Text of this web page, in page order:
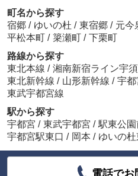
町名から探す
宿郷 / ゆいの杜 / 東宿郷 / 元今
平松本町 / 簗瀬町 / 下栗町
路線から探す
東北本線 / 湘南新宿ライン宇須
東北新幹線 / 山形新幹線 / 宇都
東武宇都宮線
駅から探す
宇都宮 / 東武宇都宮 / 駅東公園
宇都宮駅東口 / 岡本 / ゆいの杜
電話でお